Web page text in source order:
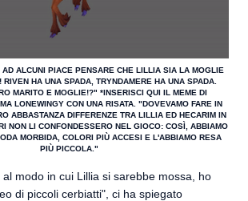
ALCUNI PIACE PENSARE CHE LILLIA SIA LA MOGLIE
RIVEN HA UNA SPADA, TRYNDAMERE HA UNA SPADA.
MARITO E MOGLIE!?" *INSERISCI QUI IL MEME DI
LONEWINGY CON UNA RISATA. "DOVEVAMO FARE IN
ABBASTANZA DIFFERENZE TRA LILLIA ED HECARIM IN
NON LI CONFONDESSERO NEL GIOCO: COSÌ, ABBIAMO
MORBIDA, COLORI PIÙ ACCESI E L'ABBIAMO RESA
PIÙ PICCOLA."
modo in cui Lillia si sarebbe mossa, ho
di piccoli cerbiatti", ci ha spiegato